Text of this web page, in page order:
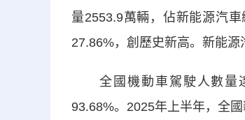
量2553.9萬輛，佔新能源汽
27.86%，創歷史新高。新能源
全國機動車駕駛人數量達
93.68%。2025年上半年，全